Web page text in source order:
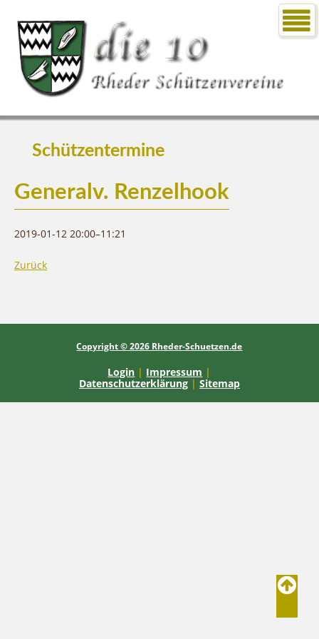
Schützentermine
Generalv. Renzelhook
2019-01-12 20:00–11:21
Zurück
Copyright © 2026 Rheder-Schuetzen.de
Login | Impressum |
Datenschutzerklärung | Sitemap